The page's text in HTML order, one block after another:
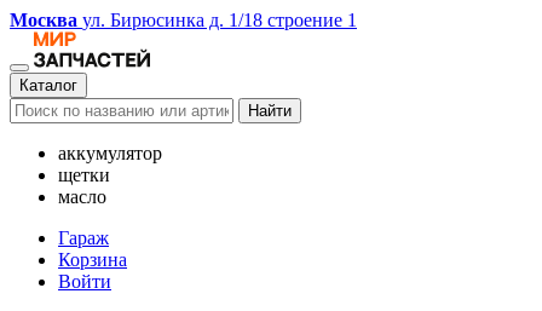
Москва ул. Бирюсинка д. 1/18 строение 1
Каталог
Найти
аккумулятор
щетки
масло
Гараж
Корзина
Войти